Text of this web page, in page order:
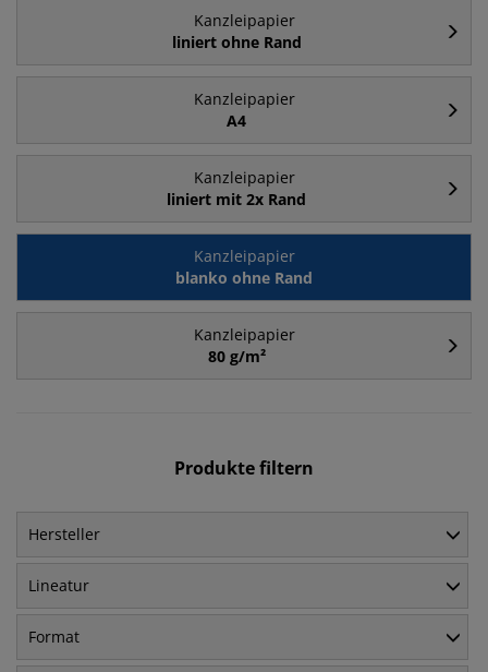
Kanzleipapier
liniert ohne Rand
Kanzleipapier
A4
Kanzleipapier
liniert mit 2x Rand
Kanzleipapier
blanko ohne Rand
Kanzleipapier
80 g/m²
Produkte filtern
Hersteller
Lineatur
Format